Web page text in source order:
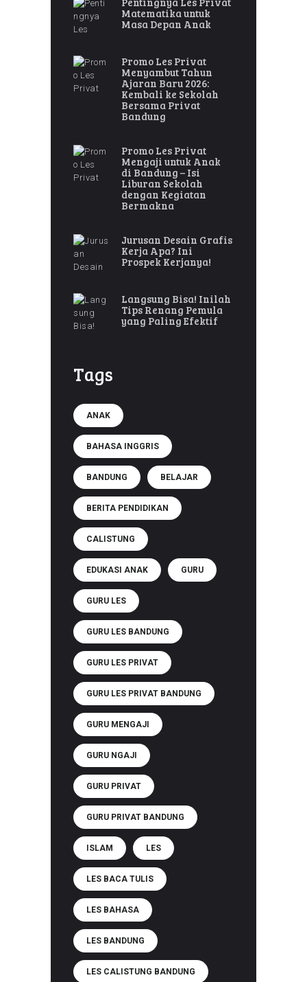
Matematika untuk
Masa Depan Anak
Promo Les Privat
Menyambut Tahun
Ajaran Baru 2026:
Kembali ke Sekolah
Bersama Privat
Bandung
Promo Les Privat
Mengaji untuk Anak
di Bandung – Isi
Liburan Sekolah
dengan Kegiatan
Bermakna
Jurusan Desain Grafis
Kerja Apa? Ini
Prospek Kerjanya!
Langsung Bisa! Inilah
Tips Renang Pemula
yang Paling Efektif
Tags
ANAK
BAHASA INGGRIS
BANDUNG BELAJAR
BERITA PENDIDIKAN
CALISTUNG
EDUKASI ANAK GURU
GURU LES
GURU LES BANDUNG
GURU LES PRIVAT
GURU LES PRIVAT BANDUNG
GURU MENGAJI
GURU NGAJI
GURU PRIVAT
GURU PRIVAT BANDUNG
ISLAM LES
LES BACA TULIS
LES BAHASA
LES BANDUNG
LES CALISTUNG BANDUNG